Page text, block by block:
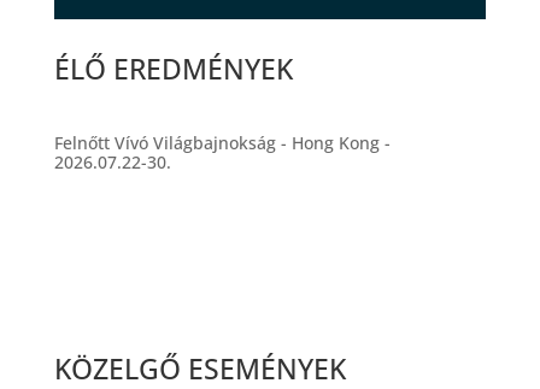
ÉLŐ EREDMÉNYEK
Felnőtt Vívó Világbajnokság - Hong Kong -
2026.07.22-30.
KÖZELGŐ ESEMÉNYEK